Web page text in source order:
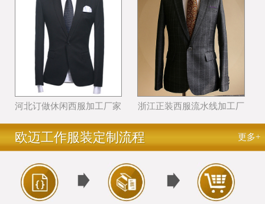
河北订做休闲西服加工厂家
哪个好
浙江正装西服流水线加工厂
家哪里好
更多+
欧迈工作服装定制流程